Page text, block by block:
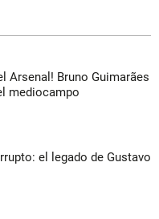
Arsenal! Bruno Guimarães
mediocampo
el legado de Gustavo